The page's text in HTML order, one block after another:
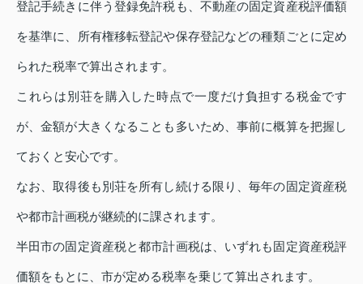
登記手続きに伴う登録免許税も、不動産の固定資産税評価額
を基準に、所有権移転登記や保存登記などの種類ごとに定め
られた税率で算出されます。
これらは別荘を購入した時点で一度だけ負担する税金です
が、金額が大きくなることも多いため、事前に概算を把握し
ておくと安心です。
なお、取得後も別荘を所有し続ける限り、毎年の固定資産税
や都市計画税が継続的に課されます。
半田市の固定資産税と都市計画税は、いずれも固定資産税評
価額をもとに、市が定める税率を乗じて算出されます。